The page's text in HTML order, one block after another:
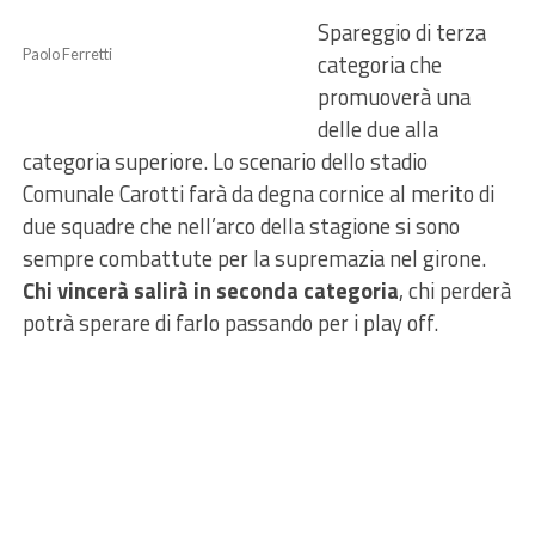
Paolo Ferretti
Spareggio di terza
categoria che
promuoverà una
delle due alla
categoria superiore. Lo scenario dello stadio
Comunale Carotti farà da degna cornice al merito di
due squadre che nell’arco della stagione si sono
sempre combattute per la supremazia nel girone.
Chi vincerà salirà in seconda categoria, chi perderà
potrà sperare di farlo passando per i play off.